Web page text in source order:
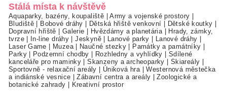
Stálá místa k návštěvě
Aquaparky, bazény, koupaliště |Army a vojenské prostory
Bludiště
Bobové dráhy Dětská hřiště venkovní Dětské koutky
Dopravní hřiště
Galerie Hvězdárny a planetária|
Hrady, zámky,
tvrze| In-line dráhy |Jeskyně| Lanové parky Lanové dráhy
Laser Game
Muzea| Naučné stezky Památky a památníky
Parky| Podzemní chodby Rozhledny a vyhlídky
Sdílené
kanceláře pro maminky |Skanzeny a archeoparky Skiareály
Sportovně - relaxační areály
Úniková hra|Westernová městečka
a indiánské vesnice |Zábavní centra a areály |Zoologické a
botanické zahrady
Kreativní prostor